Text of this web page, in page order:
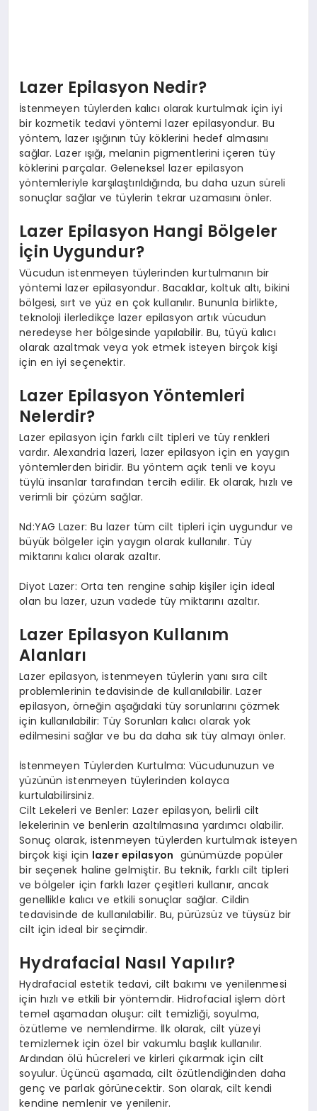
Lazer Epilasyon Nedir?
İstenmeyen tüylerden kalıcı olarak kurtulmak için iyi
bir kozmetik tedavi yöntemi lazer epilasyondur. Bu
yöntem, lazer ışığının tüy köklerini hedef almasını
sağlar. Lazer ışığı, melanin pigmentlerini içeren tüy
köklerini parçalar. Geleneksel lazer epilasyon
yöntemleriyle karşılaştırıldığında, bu daha uzun süreli
sonuçlar sağlar ve tüylerin tekrar uzamasını önler.
Lazer Epilasyon Hangi Bölgeler
İçin Uygundur?
Vücudun istenmeyen tüylerinden kurtulmanın bir
yöntemi lazer epilasyondur. Bacaklar, koltuk altı, bikini
bölgesi, sırt ve yüz en çok kullanılır. Bununla birlikte,
teknoloji ilerledikçe lazer epilasyon artık vücudun
neredeyse her bölgesinde yapılabilir. Bu, tüyü kalıcı
olarak azaltmak veya yok etmek isteyen birçok kişi
için en iyi seçenektir.
Lazer Epilasyon Yöntemleri
Nelerdir?
Lazer epilasyon için farklı cilt tipleri ve tüy renkleri
vardır. Alexandria lazeri, lazer epilasyon için en yaygın
yöntemlerden biridir. Bu yöntem açık tenli ve koyu
tüylü insanlar tarafından tercih edilir. Ek olarak, hızlı ve
verimli bir çözüm sağlar.
Nd:YAG Lazer: Bu lazer tüm cilt tipleri için uygundur ve
büyük bölgeler için yaygın olarak kullanılır. Tüy
miktarını kalıcı olarak azaltır.
Diyot Lazer: Orta ten rengine sahip kişiler için ideal
olan bu lazer, uzun vadede tüy miktarını azaltır.
Lazer Epilasyon Kullanım
Alanları
Lazer epilasyon, istenmeyen tüylerin yanı sıra cilt
problemlerinin tedavisinde de kullanılabilir. Lazer
epilasyon, örneğin aşağıdaki tüy sorunlarını çözmek
için kullanılabilir: Tüy Sorunları kalıcı olarak yok
edilmesini sağlar ve bu da daha sık tüy almayı önler.
İstenmeyen Tüylerden Kurtulma: Vücudunuzun ve
yüzünün istenmeyen tüylerinden kolayca
kurtulabilirsiniz.
Cilt Lekeleri ve Benler: Lazer epilasyon, belirli cilt
lekelerinin ve benlerin azaltılmasına yardımcı olabilir.
Sonuç olarak, istenmeyen tüylerden kurtulmak isteyen
birçok kişi için lazer epilasyon günümüzde popüler
bir seçenek haline gelmiştir. Bu teknik, farklı cilt tipleri
ve bölgeler için farklı lazer çeşitleri kullanır, ancak
genellikle kalıcı ve etkili sonuçlar sağlar. Cildin
tedavisinde de kullanılabilir. Bu, pürüzsüz ve tüysüz bir
cilt için ideal bir seçimdir.
Hydrafacial Nasıl Yapılır?
Hydrafacial estetik tedavi, cilt bakımı ve yenilenmesi
için hızlı ve etkili bir yöntemdir. Hidrofacial işlem dört
temel aşamadan oluşur: cilt temizliği, soyulma,
özütleme ve nemlendirme. İlk olarak, cilt yüzeyi
temizlemek için özel bir vakumlu başlık kullanılır.
Ardından ölü hücreleri ve kirleri çıkarmak için cilt
soyulur. Üçüncü aşamada, cilt özütlendiğinden daha
genç ve parlak görünecektir. Son olarak, cilt kendi
kendine nemlenir ve yenilenir.